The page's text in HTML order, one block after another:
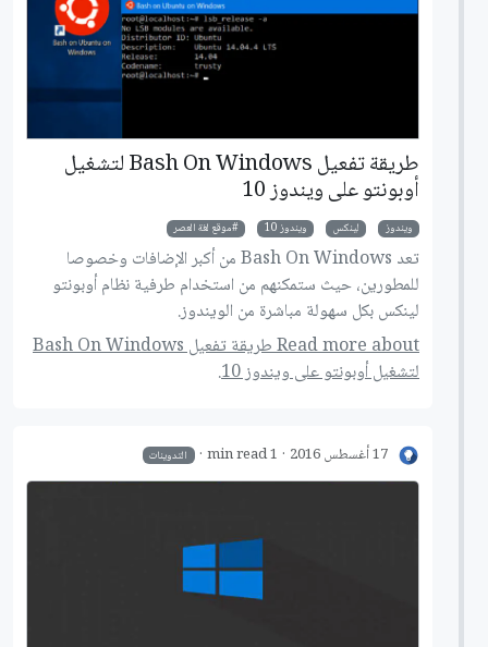
طريقة تفعيل Bash On Windows لتشغيل
أوبونتو على ويندوز 10
ويندوز لينكس ويندوز 10 موقع لغة العصر
تعد Bash On Windows من أكبر الإضافات وخصوصا
للمطورين، حيث ستمكنهم من استخدام طرفية نظام أوبونتو
لينكس بكل سهولة مباشرة من الويندوز.
Read more about طريقة تفعيل Bash On Windows
لتشغيل أوبونتو على ويندوز 10.
17 أغسطس 2016 1 min read التدوينات